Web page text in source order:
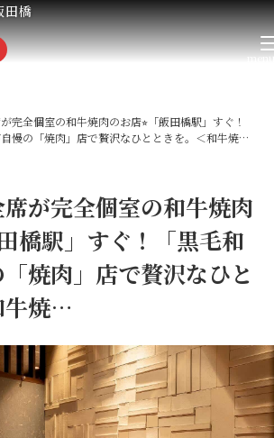
田橋
完全個室の和牛焼肉のお店⭐︎「飯田橋駅」すぐ！
自慢の「焼肉」店で贅沢なひとときを。＜和牛焼…
が完全個室の和牛焼肉
橋駅」すぐ！「黒毛和
焼肉」店で贅沢なひと
牛焼…